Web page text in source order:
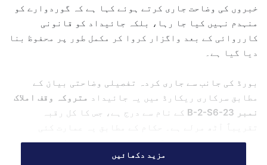
l
خبروں کی وضاحت جاری کرتے ہوئے کہا ہے کہ گوردوارے کو
منہدم نہیں کیا جا رہا، بلکہ جائیداد کو قانونی
کارروائی کے بعد واگزار کروا کر مکمل طور پر محفوظ بنا
دیا گیا ہے۔
بورڈ کی جانب سے جاری کردہ تفصیلی وضاحتی بیان کے
مطابق سرکاری ریکارڈ میں یہ جائیداد متروکہ وقف املاک
نمبر B-2-S6-23
کے نام سے درج ہے، جس کا کل رقبہ
دہائیوں سے مذہبی سرگرمیوں کے لیے استعمال نہیں ہو
رہی، جبکہ 1974ء سے مختلف افراد کے پاس کرایہ داری کی
مزید دکھائیں